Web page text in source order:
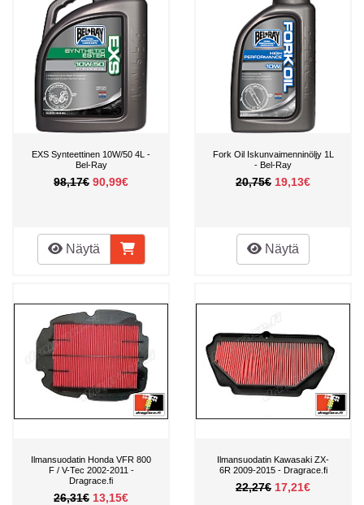
EXS Synteettinen 10W/50 4L -
Bel-Ray
98,17€ 90,99€
Näytä
Fork Oil Iskunvaimenninöljy 1L
- Bel-Ray
20,75€ 19,13€
Näytä
Ilmansuodatin Honda VFR 800
F / V-Tec 2002-2011 -
Dragrace.fi
26,31€ 13,15€
Ilmansuodatin Kawasaki ZX-
6R 2009-2015 - Dragrace.fi
22,27€ 17,21€